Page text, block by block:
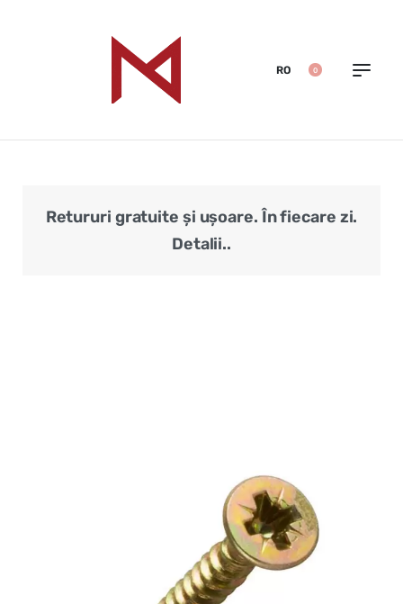
RO 0
Retururi gratuite și ușoare. În fiecare zi.
Detalii..